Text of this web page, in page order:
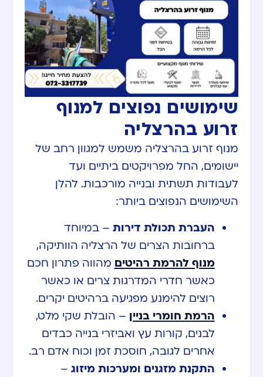
שימושים נפוצים למנוף
זרוע בהרצליה
מנוף זרוע בהרצליה משמש למגוון רחב של
יישומים, החל מפרויקטים ביתיים ועד
לעבודות תשתית ובנייה מורכבות. להלן
השימושים הנפוצים ביותר:
העברת תכולת דירות – במיוחד
ברחובות הצרים של הרצליה הוותיקה,
מנוף להרמת רהיטים מהווה פתרון חכם
כאשר חדרי המדרגות צרים או כאשר
רוצים להימנע מפגיעה ברהיטים יקרים.
הרמת חומרי בניין – הובלת שקי מלט,
לבנים, קורות עץ ואביזרי בנייה כבדים
אחרים לגובה, חוסכת זמן וכוח אדם רב.
התקנת מזגנים ומערכות מיזוג –